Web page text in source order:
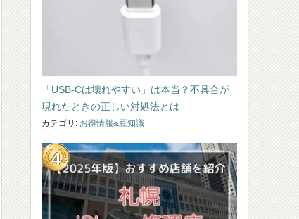
「USB-Cは壊れやすい」は本当？不具合が
現れたときの正しい対処法とは
カテゴリ: お得情報&豆知識